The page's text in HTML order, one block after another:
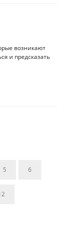
возникают
и предсказать
5 6